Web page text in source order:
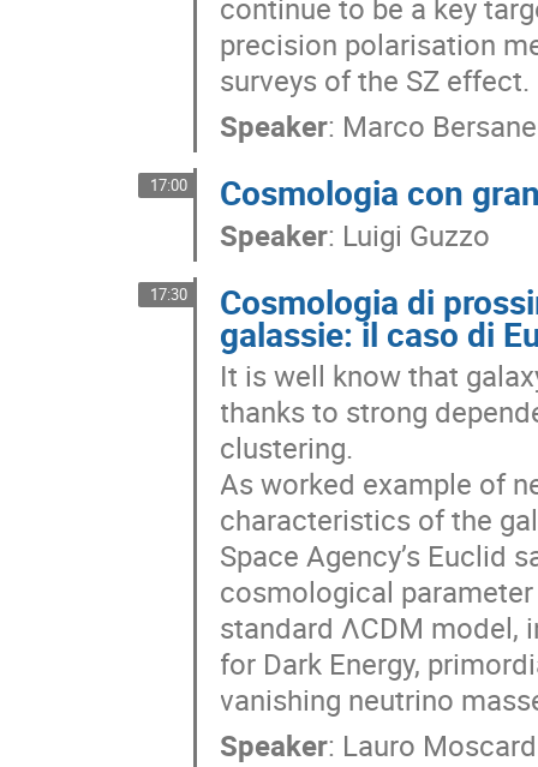
continue to be a key
precision polarisation
surveys of the SZ effect.
Speaker: Marco
17:00 Cosmologia con
Speaker: Luigi Guzzo
17:30 Cosmologia di
galassie: il caso di
It is well know that
thanks to strong
clustering.
As worked example of
characteristics of the
Space Agency’s Euclid
cosmological
standard ΛCDM model,
for Dark Energy,
vanishing neutrino
Speaker: Lauro